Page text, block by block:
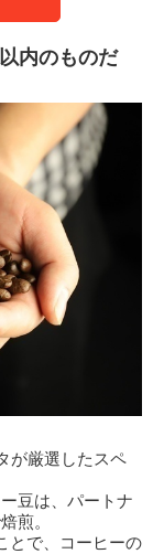
内のものだ
が厳選したスペ
豆は、パートナ
煎。
とで、コーヒーの